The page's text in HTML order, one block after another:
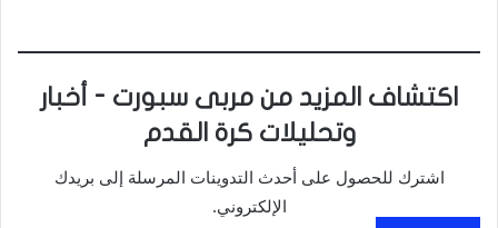
اكتشاف المزيد من مربى سبورت - أخبار
وتحليلات كرة القدم
اشترك للحصول على أحدث التدوينات المرسلة إلى بريدك
الإلكتروني.